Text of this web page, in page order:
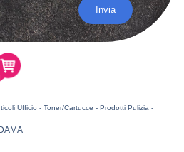
Invia
Ufficio - Toner/Cartucce - Prodotti Pulizia -